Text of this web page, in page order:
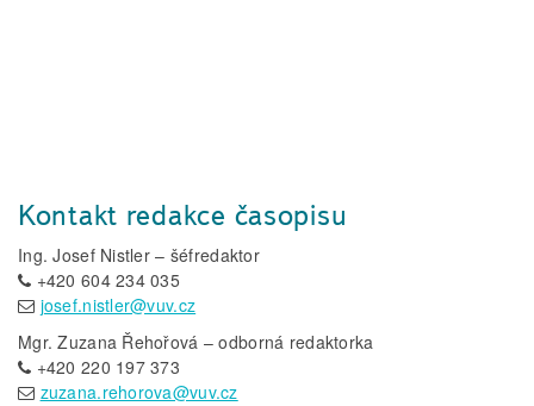
Kontakt redakce časopisu
Ing. Josef Nistler – šéfredaktor
+420 604 234 035
josef.nistler@vuv.cz
Mgr. Zuzana Řehořová – odborná redaktorka
+420 220 197 373
zuzana.rehorova@vuv.cz